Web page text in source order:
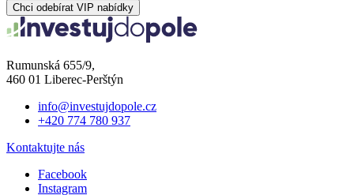
Chci odebírat VIP nabídky
Rumunská 655/9,
460 01 Liberec-Perštýn
info@investujdopole.cz
+420 774 780 937
Kontaktujte nás
Facebook
Instagram